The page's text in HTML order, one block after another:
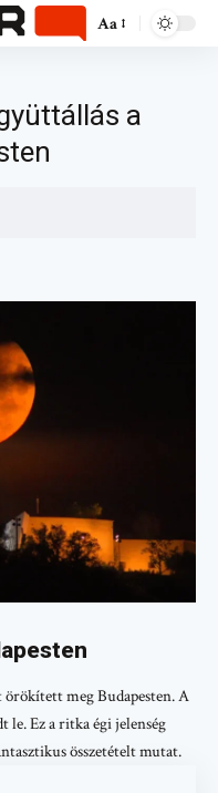
Aa
a
meg Budapesten. A
le. Ez a ritka égi jelenség
összetételt mutat.